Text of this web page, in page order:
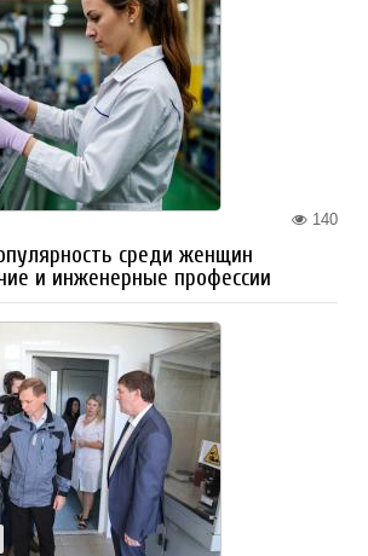
140
среди женщин
и инженерные профессии